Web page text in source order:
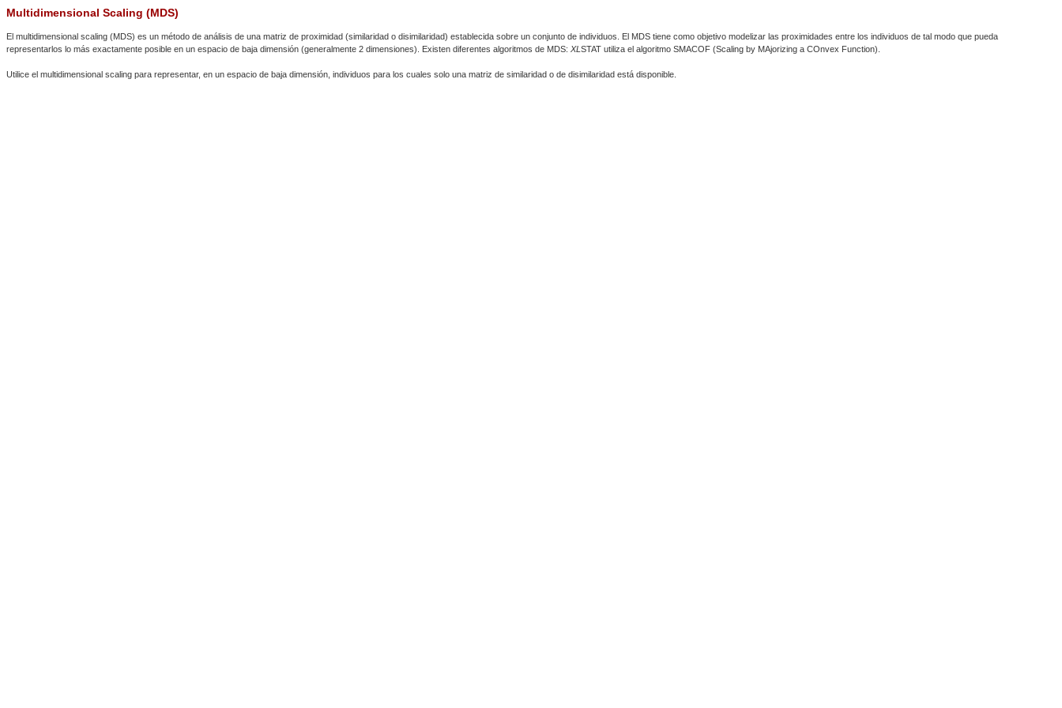
Multidimensional Scaling (MDS)
El multidimensional scaling (MDS) es un método de análisis de una matriz de proximidad (similaridad o disimilaridad) establecida sobre un conjunto de individuos. El MDS tiene como objetivo modelizar las proximidades entre los individuos de tal modo que pueda
representarlos lo más exactamente posible en un espacio de baja dimensión (generalmente 2 dimensiones). Existen diferentes algoritmos de MDS: XL STAT utiliza el algoritmo SMACOF (Scaling by MAjorizing a COnvex Function).
Utilice el multidimensional scaling para representar, en un espacio de baja dimensión, individuos para los cuales solo una matriz de similaridad o de disimilaridad está disponible.